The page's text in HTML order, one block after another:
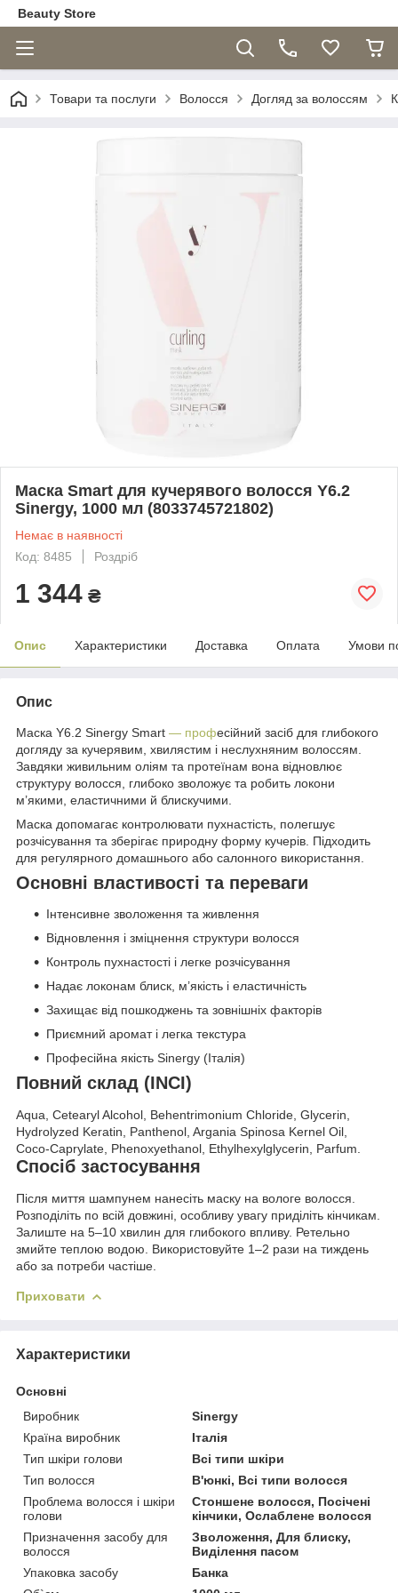
Beauty Store
Товари та послуги Волосся Догляд за волоссям
Маска Smart для кучерявого волосся Y6.2
Sinergy, 1000 мл (8033745721802)
Немає в наявності
Код: 8485
Роздріб
1 344 ₴
Опис Характеристики Доставка Оплата Умови
Опис
Маска Y6.2 Sinergy Smart — професійний засіб для глибокого
догляду за кучерявим, хвилястим і неслухняним волоссям.
Завдяки живильним оліям та протеїнам вона відновлює
структуру волосся, глибоко зволожує та робить локони
м’якими, еластичними й блискучими.
Маска допомагає контролювати пухнастість, полегшує
розчісування та зберігає природну форму кучерів. Підходить
для регулярного домашнього або салонного використання.
Основні властивості та переваги
Інтенсивне зволоження та живлення
Відновлення і зміцнення структури волосся
Контроль пухнастості і легке розчісування
Надає локонам блиск, м’якість і еластичність
Захищає від пошкоджень та зовнішніх факторів
Приємний аромат і легка текстура
Професійна якість Sinergy (Італія)
Повний склад (INCI)
Aqua, Cetearyl Alcohol, Behentrimonium Chloride, Glycerin,
Hydrolyzed Keratin, Panthenol, Argania Spinosa Kernel Oil,
Coco-Caprylate, Phenoxyethanol, Ethylhexylglycerin, Parfum.
Спосіб застосування
Після миття шампунем нанесіть маску на вологе волосся.
Розподіліть по всій довжині, особливу увагу приділіть кінчикам.
Залиште на 5–10 хвилин для глибокого впливу. Ретельно
змийте теплою водою. Використовуйте 1–2 рази на тиждень
або за потреби частіше.
Приховати
Характеристики
Основні
Виробник
Sinergy
Країна виробник
Італія
Тип шкіри голови
Всі типи шкіри
Тип волосся
В'юнкі, Всі типи волосся
Проблема волосся і шкіри
голови
Стоншене волосся, Посічені
кінчики, Ослаблене волосся
Призначення засобу для
волосся
Зволоження, Для блиску,
Виділення пасом
Упаковка засобу
Банка